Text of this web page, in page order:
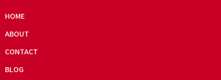
HOME
ABOUT
CONTACT
BLOG